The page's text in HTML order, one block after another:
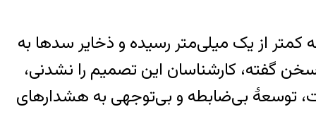
کمتر از یک میلی‌متر رسیده و ذخایر سدها به
گفته، کارشناسان این تصمیم را نشدنی،
توسعۀ بی‌ضابطه و بی‌توجهی به هشدارهای